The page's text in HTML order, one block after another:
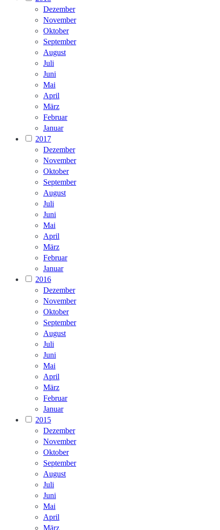
Dezember
November
Oktober
September
August
Juli
Juni
Mai
April
März
Februar
Januar
2017
Dezember
November
Oktober
September
August
Juli
Juni
Mai
April
März
Februar
Januar
2016
Dezember
November
Oktober
September
August
Juli
Juni
Mai
April
März
Februar
Januar
2015
Dezember
November
Oktober
September
August
Juli
Juni
Mai
April
März